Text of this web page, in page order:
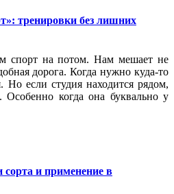
тренировки без лишних
спорт на потом. Нам мешает не
дорога. Когда нужно куда-то
Но если студия находится рядом,
Особенно когда она буквально у
сорта и применение в